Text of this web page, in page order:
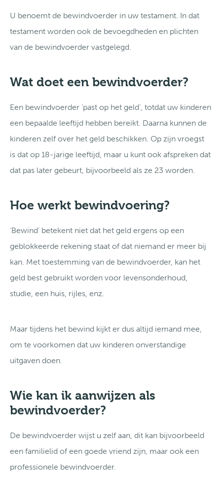
U benoemt de bewindvoerder in uw testament. In dat
testament worden ook de bevoegdheden en plichten
van de bewindvoerder vastgelegd.
Wat doet een bewindvoerder?
Een bewindvoerder ‘past op het geld’, totdat uw kinderen
een bepaalde leeftijd hebben bereikt. Daarna kunnen de
kinderen zelf over het geld beschikken. Op zijn vroegst
is dat op 18-jarige leeftijd, maar u kunt ook afspreken dat
dat pas later gebeurt, bijvoorbeeld als ze 23 worden.
Hoe werkt bewindvoering?
‘Bewind’ betekent niet dat het geld ergens op een
geblokkeerde rekening staat of dat niemand er meer bij
kan. Met toestemming van de bewindvoerder, kan het
geld best gebruikt worden voor levensonderhoud,
studie, een huis, rijles, enz.
Maar tijdens het bewind kijkt er dus altijd iemand mee,
om te voorkomen dat uw kinderen onverstandige
uitgaven doen.
Wie kan ik aanwijzen als
bewindvoerder?
De bewindvoerder wijst u zelf aan, dit kan bijvoorbeeld
een familielid of een goede vriend zijn, maar ook een
professionele bewindvoerder.